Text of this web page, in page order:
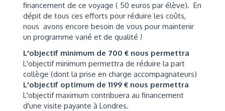
financement de ce voyage ( 50 euros par élève). En
dépit de tous ces efforts pour réduire les coûts,
nous avons encore besoin de vous pour maintenir
un programme varié et de qualité !
L'objectif minimum de 700 € nous permettra
L'objectif minimum permettra de réduire la part
collège (dont la prise en charge accompagnateurs)
L'objectif optimum de 1199 € nous permettra
L'objectif maximum contribuera au financement
d'une visite payante à Londres.